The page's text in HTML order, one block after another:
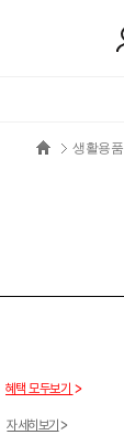
생활용품
혜택 모두보기
자세히보기